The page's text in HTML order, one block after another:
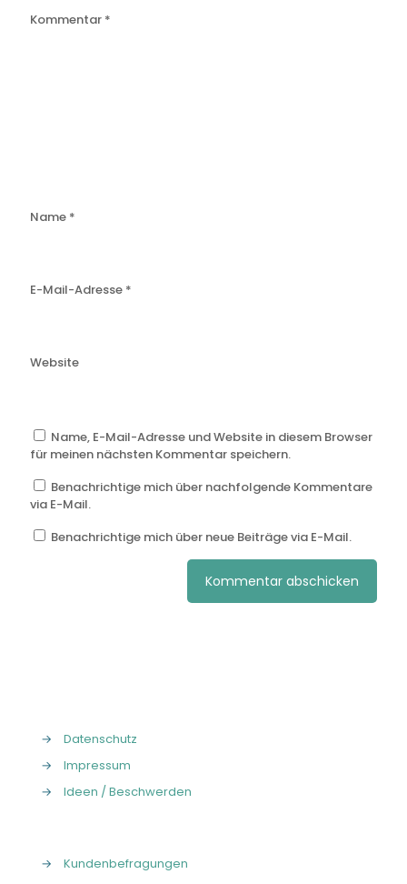
Kommentar *
Name *
E-Mail-Adresse *
Website
Name, E-Mail-Adresse und Website in diesem Browser
für meinen nächsten Kommentar speichern.
Benachrichtige mich über nachfolgende Kommentare
via E-Mail.
Benachrichtige mich über neue Beiträge via E-Mail.
→
Datenschutz
→
Impressum
→
Ideen / Beschwerden
→
Kundenbefragungen